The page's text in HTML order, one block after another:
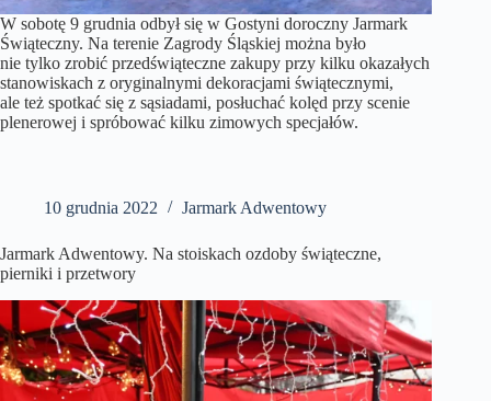
W sobotę 9 grudnia odbył się w Gostyni doroczny Jarmark
Świąteczny. Na terenie Zagrody Śląskiej można było
nie tylko zrobić przedświąteczne zakupy przy kilku okazałych
stanowiskach z oryginalnymi dekoracjami świątecznymi,
ale też spotkać się z sąsiadami, posłuchać kolęd przy scenie
plenerowej i spróbować kilku zimowych specjałów.
10 grudnia 2022 Jarmark Adwentowy
Jarmark Adwentowy. Na stoiskach ozdoby świąteczne,
pierniki i przetwory